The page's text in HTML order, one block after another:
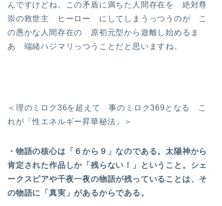
んですけどね。この矛盾に満ちた人間存在を 絶対尊
崇の救世主 ヒーロー にしてしまうっつうのが こ
の愚かな人間存在の 原初元型から遊離し始めるま
あ 端緒ハジマリっつうことだと思いますね。
＜理のミロク36を超えて 事のミロク369となる こ
れが「性エネルギー昇華秘法」＞
・物語の核心は「６から９」なのである。太陽神から
肯定された作品しか「残らない！」ということ。シェ
ークスピアや千夜一夜の物語が残っていることは、そ
の物語に「真実」があるからである。